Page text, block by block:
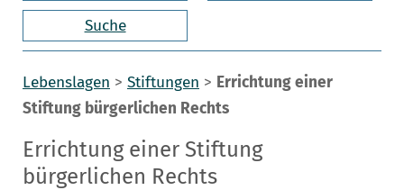
Suche
Lebenslagen > Stiftungen > Errichtung einer
Stiftung bürgerlichen Rechts
Errichtung einer Stiftung
bürgerlichen Rechts